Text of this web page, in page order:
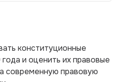
конституционные
и оценить их правовые
современную правовую